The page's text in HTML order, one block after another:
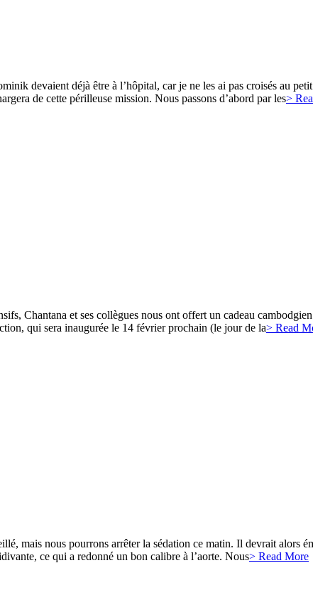
devaient déjà être à l’hôpital, car je ne les ai pas croisés au
de cette périlleuse mission. Nous passons d’abord par les>
Chantana et ses collègues nous ont offert un cadeau
qui sera inaugurée le 14 février prochain (le jour de la> Read
mais nous pourrons arrêter la sédation ce matin. Il devrait alors
ce qui a redonné un bon calibre à l’aorte. Nous> Read More